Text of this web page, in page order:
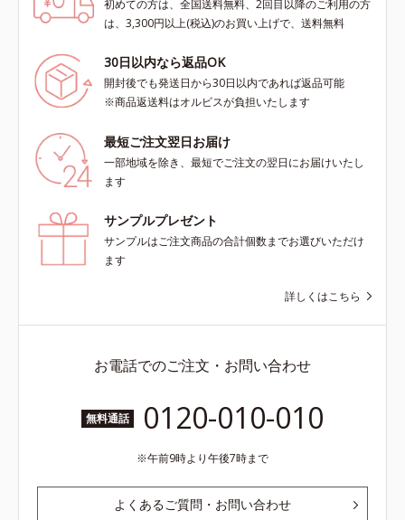
初めての方は、全国送料無料、2回目以降のご利用の方
は、3,300円以上(税込)のお買い上げで、送料無料
30日以内なら返品OK
開封後でも発送日から30日以内であれば返品可能
※商品返送料はオルビスが負担いたします
最短ご注文翌日お届け
一部地域を除き、最短でご注文の翌日にお届けいたし
ます
サンプルプレゼント
サンプルはご注文商品の合計個数までお選びいただけ
ます
詳しくはこちら
お電話でのご注文・お問い合わせ
無料通話 0120-010-010
午前9時より午後7時まで
よくあるご質問・お問い合わせ